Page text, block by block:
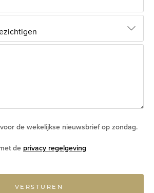
de wekelijkse nieuwsbrief op zondag.
de privacy regelgeving
VERSTUREN